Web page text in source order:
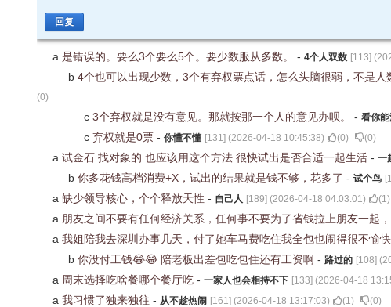
回复
a 是错误的。要么3个要么5个。要少数服从多数。 - 4个人双数 [113] (
b 4个也可以出现少数，3个有弃权票点话，怎么头脑很弱，不是
(0)
c 3个弃权就是没有意见。那就按那一个人的意见办呗。 - 看你
c 弃权就是0票 - 你懂不懂 [131] (2026-04-18 10:45:38) (0) (0)
a 试金石 找对象的 也应该用这个方法 很快试出是否合适一起生活 - 一
b 你多花钱高档消费+X，试出的结果就是钱不够，花多了 - 试个鸟 [
a 缺少领导核心，个个释放天性 - 自己人 [189] (2026-04-18 04:03:01) (1)
a 朋友之间不要有任何经济关系，任何事不要为了省钱拉上朋友一起
a 我姐陪我去深圳办事几天，付了她车马费吃住我全包也闹得很不愉快
b 你没付工钱😂😂 陪老板出差包吃包住还有工资啊 - 路过的 [108] (
a 周末选择吃啥餐哪个餐厅吃 - 一家人也会相持不下 [133] (2026-04-18
a 我习惯了独来独往 - 从不趁热闹 [161] (2026-04-18 13:17:03) (1) (0)